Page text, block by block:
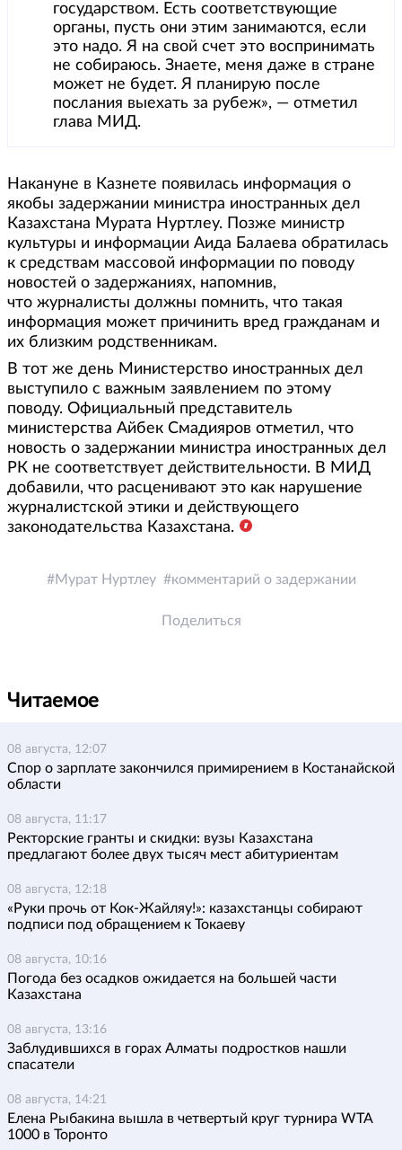
государством. Есть соответствующие
органы, пусть они этим занимаются, если
это надо. Я на свой счет это воспринимать
не собираюсь. Знаете, меня даже в стране
может не будет. Я планирую после
послания выехать за рубеж», — отметил
глава МИД.
Накануне в Казнете появилась информация о
якобы задержании министра иностранных дел
Казахстана Мурата Нуртлеу. Позже министр
культуры и информации Аида Балаева обратилась
к средствам массовой информации по поводу
новостей о задержаниях, напомнив,
что журналисты должны помнить, что такая
информация может причинить вред гражданам и
их близким родственникам.
В тот же день Министерство иностранных дел
выступило с важным заявлением по этому
поводу. Официальный представитель
министерства Айбек Смадияров отметил, что
новость о задержании министра иностранных дел
РК не соответствует действительности. В МИД
добавили, что расценивают это как нарушение
журналистской этики и действующего
законодательства Казахстана.
Мурат Нуртлеу комментарий о задержании
Поделиться
Читаемое
08 августа, 12:07
Спор о зарплате закончился примирением в Костанайской
области
08 августа, 11:17
Ректорские гранты и скидки: вузы Казахстана
предлагают более двух тысяч мест абитуриентам
08 августа, 12:18
«Руки прочь от Кок-Жайляу!»: казахстанцы собирают
подписи под обращением к Токаеву
08 августа, 10:16
Погода без осадков ожидается на большей части
Казахстана
08 августа, 13:16
Заблудившихся в горах Алматы подростков нашли
спасатели
08 августа, 14:21
Елена Рыбакина вышла в четвертый круг турнира WTA
1000 в Торонто